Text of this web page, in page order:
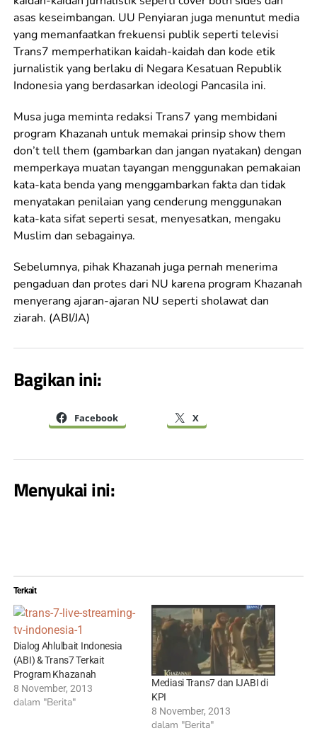
asas keseimbangan. UU Penyiaran juga menuntut media
yang memanfaatkan frekuensi publik seperti televisi
Trans7 memperhatikan kaidah-kaidah dan kode etik
jurnalistik yang berlaku di Negara Kesatuan Republik
Indonesia yang berdasarkan ideologi Pancasila ini.
Musa juga meminta redaksi Trans7 yang membidani
program Khazanah untuk memakai prinsip show them
don’t tell them (gambarkan dan jangan nyatakan) dengan
memperkaya muatan tayangan menggunakan pemakaian
kata-kata benda yang menggambarkan fakta dan tidak
menyatakan penilaian yang cenderung menggunakan
kata-kata sifat seperti sesat, menyesatkan, mengaku
Muslim dan sebagainya.
Sebelumnya, pihak Khazanah juga pernah menerima
pengaduan dan protes dari NU karena program Khazanah
menyerang ajaran-ajaran NU seperti sholawat dan
ziarah. (ABI/JA)
Bagikan ini:
Facebook X
Menyukai ini:
Terkait
Dialog Ahlulbait Indonesia
(ABI) & Trans7 Terkait
Program Khazanah
8 November, 2013
dalam "Berita"
Mediasi Trans7 dan IJABI di
KPI
8 November, 2013
dalam "Berita"